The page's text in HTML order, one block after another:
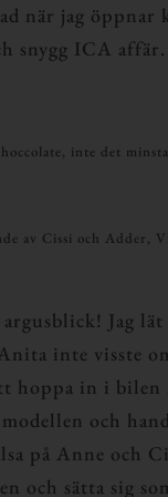
när jag öppnar
snygg ICA
inte det
av Cissi och Adder,
argusblick! Jag
inte visste
hoppa in i
och
på Anne och
och sätta sig